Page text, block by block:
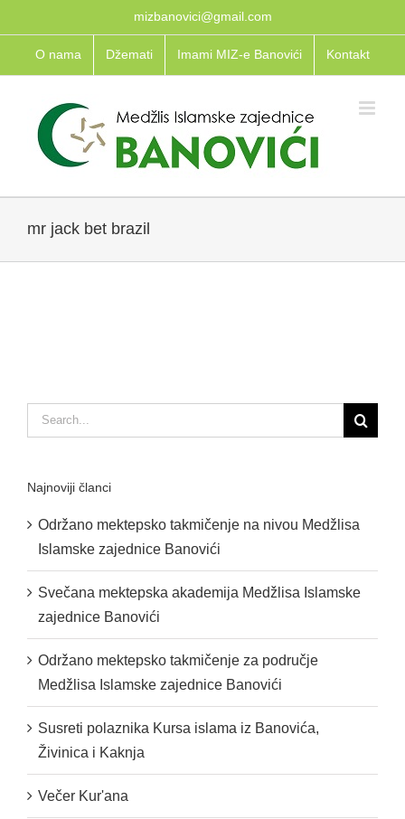
to
content
mizbanovici@gmail.com
O nama Džemati Imami MIZ-e Banovići Kontakt
mr jack bet brazil
Search
for:
Najnoviji članci
Održano mektepsko takmičenje na nivou Medžlisa
Islamske zajednice Banovići
Svečana mektepska akademija Medžlisa Islamske
zajednice Banovići
Održano mektepsko takmičenje za područje
Medžlisa Islamske zajednice Banovići
Susreti polaznika Kursa islama iz Banovića,
Živinica i Kaknja
Večer Kur'ana